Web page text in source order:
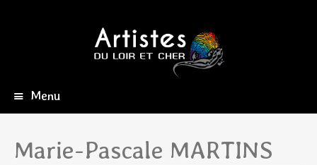
Menu
principal
Marie-Pascale MARTINS